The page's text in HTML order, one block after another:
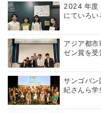
2024 年度
にていろい
アジア都
ゼン賞を受
サンゴバン
紀さんら学